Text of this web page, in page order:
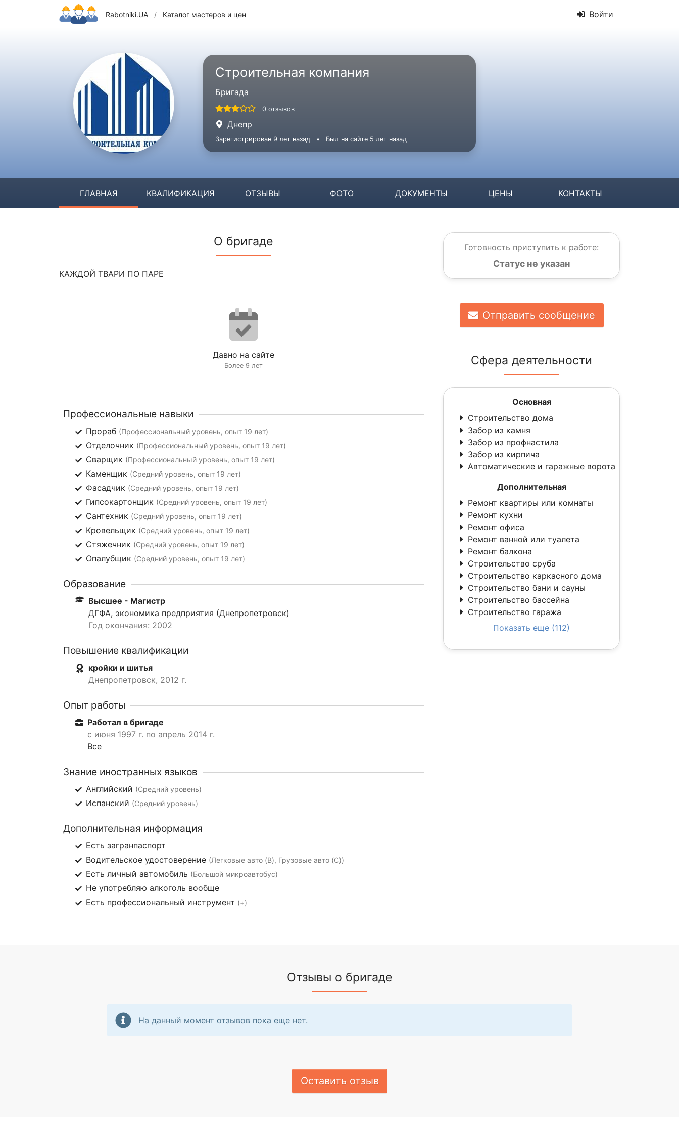
Rabotniki.UA / Каталог мастеров и цен Войти
Строительная компания
Бригада
0 отзывов
Днепр
Зарегистрирован 9 лет назад • Был на сайте 5 лет назад
ГЛАВНАЯ КВАЛИФИКАЦИЯ ОТЗЫВЫ ФОТО ДОКУМЕНТЫ ЦЕНЫ КОНТАКТЫ
О бригаде
КАЖДОЙ ТВАРИ ПО ПАРЕ
Давно на сайте
Более 9 лет
Профессиональные навыки
Прораб (Профессиональный уровень, опыт 19 лет)
Отделочник (Профессиональный уровень, опыт 19 лет)
Сварщик (Профессиональный уровень, опыт 19 лет)
Каменщик (Средний уровень, опыт 19 лет)
Фасадчик (Средний уровень, опыт 19 лет)
Гипсокартонщик (Средний уровень, опыт 19 лет)
Сантехник (Средний уровень, опыт 19 лет)
Кровельщик (Средний уровень, опыт 19 лет)
Стяжечник (Средний уровень, опыт 19 лет)
Опалубщик (Средний уровень, опыт 19 лет)
Образование
Высшее - Магистр
ДГФА, экономика предприятия (Днепропетровск)
Год окончания: 2002
Повышение квалификации
кройки и шитья
Днепропетровск, 2012 г.
Опыт работы
Работал в бригаде
с июня 1997 г. по апрель 2014 г.
Все
Знание иностранных языков
Английский (Средний уровень)
Испанский (Средний уровень)
Дополнительная информация
Есть загранпаспорт
Водительское удостоверение (Легковые авто (B), Грузовые авто (C))
Есть личный автомобиль (Большой микроавтобус)
Не употребляю алкоголь вообще
Есть профессиональный инструмент (+)
Готовность приступить к работе:
Статус не указан
Отправить сообщение
Сфера деятельности
Основная
Строительство дома
Забор из камня
Забор из профнастила
Забор из кирпича
Автоматические и гаражные ворота
Дополнительная
Ремонт квартиры или комнаты
Ремонт кухни
Ремонт офиса
Ремонт ванной или туалета
Ремонт балкона
Строительство сруба
Строительство каркасного дома
Строительство бани и сауны
Строительство бассейна
Строительство гаража
Показать еще (112)
Отзывы о бригаде
На данный момент отзывов пока еще нет.
Оставить отзыв